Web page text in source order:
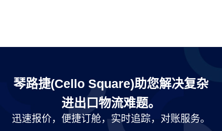
琴路捷(Cello Square)助您解决复杂
进出口物流难题。
迅速报价，便捷订舱，实时追踪，对账服务。